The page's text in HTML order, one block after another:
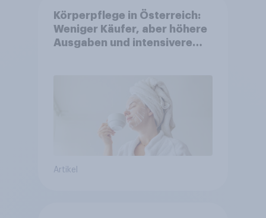
Körperpflege in Österreich:
Weniger Käufer, aber höhere
Ausgaben und intensivere
Artikel